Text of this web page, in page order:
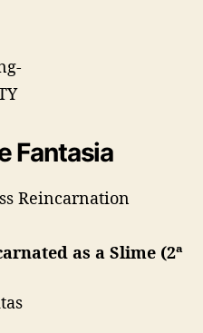
Fantasia
Reincarnation
as a Slime (2ª